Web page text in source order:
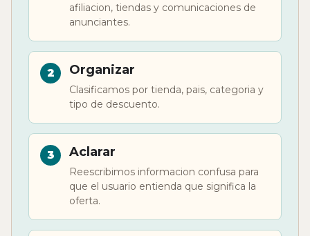
afiliacion, tiendas y comunicaciones de
anunciantes.
Organizar
Clasificamos por tienda, pais, categoria y
tipo de descuento.
Aclarar
Reescribimos informacion confusa para
que el usuario entienda que significa la
oferta.